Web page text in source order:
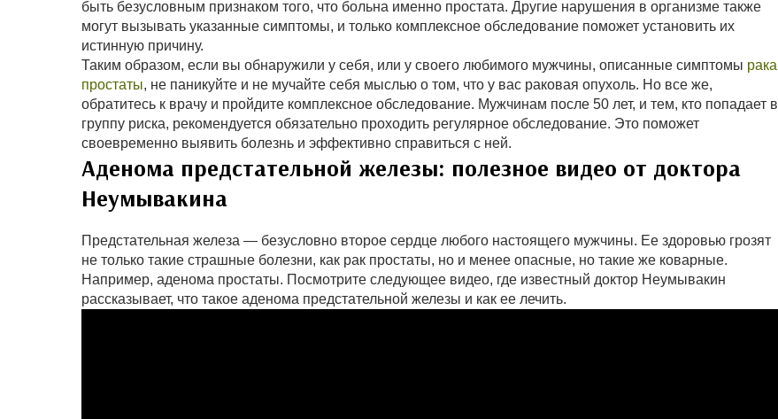
быть безусловным признаком того, что больна именно простата. Другие нарушения в организме также
могут вызывать указанные симптомы, и только комплексное обследование поможет установить их
истинную причину.
Таким образом, если вы обнаружили у себя, или у своего любимого мужчины, описанные симптомы рака
простаты, не паникуйте и не мучайте себя мыслью о том, что у вас раковая опухоль. Но все же,
обратитесь к врачу и пройдите комплексное обследование. Мужчинам после 50 лет, и тем, кто попадает в
группу риска, рекомендуется обязательно проходить регулярное обследование. Это поможет
своевременно выявить болезнь и эффективно справиться с ней.
Аденома предстательной железы: полезное видео от доктора
Неумывакина
Предстательная железа — безусловно второе сердце любого настоящего мужчины. Ее здоровью грозят
не только такие страшные болезни, как рак простаты, но и менее опасные, но такие же коварные.
Например, аденома простаты. Посмотрите следующее видео, где известный доктор Неумывакин
рассказывает, что такое аденома предстательной железы и как ее лечить.